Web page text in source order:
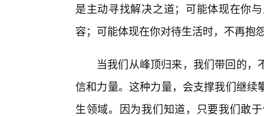
是主动寻找解决之道；可能体现在你
容；可能体现在你对待生活时，不再抱
当我们从峰顶归来，我们带回的
信和力量。这种力量，会支撑我们继
生领域。因为我们知道，只要我们敢